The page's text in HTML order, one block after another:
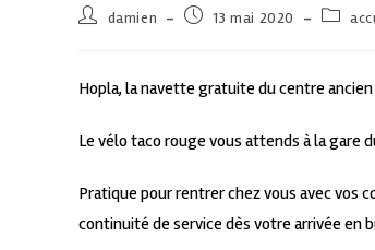
damien 13 mai 2020
Hopla, la navette gratuite du centre ancien
Le vélo taco rouge vous attends à la gare
Pratique pour rentrer chez vous avec vos
continuité de service dès votre arrivée en